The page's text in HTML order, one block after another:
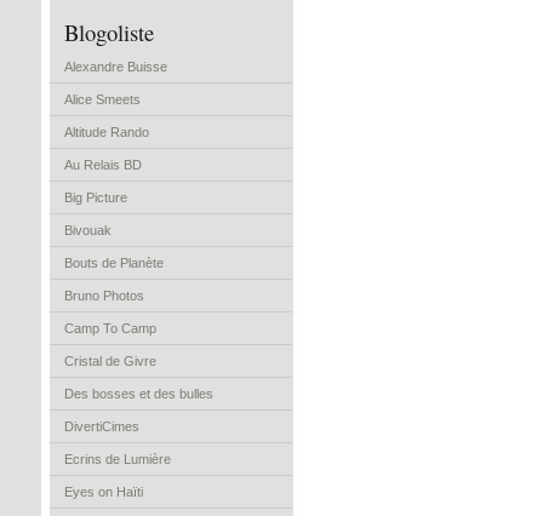
Blogoliste
Alexandre Buisse
Alice Smeets
Altitude Rando
Au Relais BD
Big Picture
Bivouak
Bouts de Planète
Bruno Photos
Camp To Camp
Cristal de Givre
Des bosses et des bulles
DivertiCimes
Ecrins de Lumière
Eyes on Haïti